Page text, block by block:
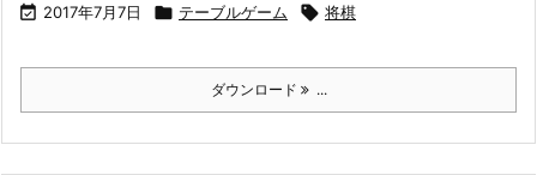
 2017年7月7日  テーブルゲーム  将棋
ダウンロード ...